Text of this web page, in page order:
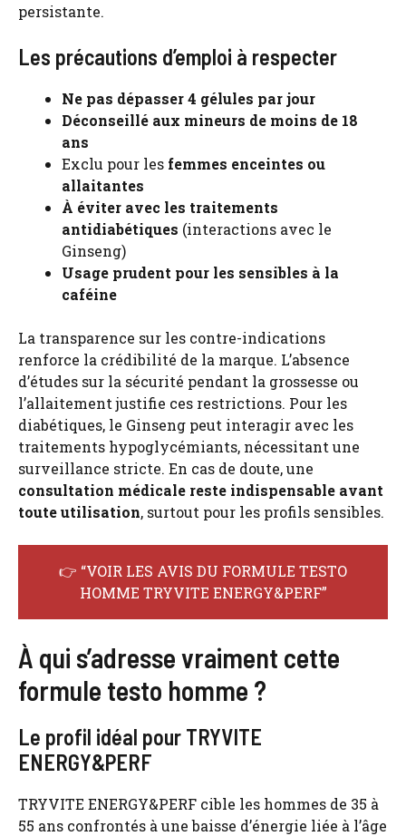
persistante.
Les précautions d’emploi à respecter
Ne pas dépasser 4 gélules par jour
Déconseillé aux mineurs de moins de 18
ans
Exclu pour les femmes enceintes ou
allaitantes
À éviter avec les traitements
antidiabétiques (interactions avec le
Ginseng)
Usage prudent pour les sensibles à la
caféine
La transparence sur les contre-indications
renforce la crédibilité de la marque. L’absence
d’études sur la sécurité pendant la grossesse ou
l’allaitement justifie ces restrictions. Pour les
diabétiques, le Ginseng peut interagir avec les
traitements hypoglycémiants, nécessitant une
surveillance stricte. En cas de doute, une
consultation médicale reste indispensable avant
toute utilisation, surtout pour les profils sensibles.
👉 “VOIR LES AVIS DU FORMULE TESTO
HOMME TRYVITE ENERGY&PERF”
À qui s’adresse vraiment cette
formule testo homme ?
Le profil idéal pour TRYVITE
ENERGY&PERF
TRYVITE ENERGY&PERF cible les hommes de 35 à
55 ans confrontés à une baisse d’énergie liée à l’âge